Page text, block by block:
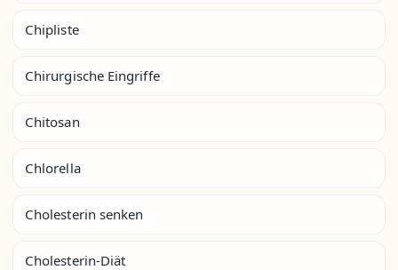
Chipliste
Chirurgische Eingriffe
Chitosan
Chlorella
Cholesterin senken
Cholesterin-Diät